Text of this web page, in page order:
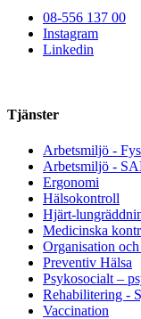
08-556 137 00
Instagram
Linkedin
Tjänster
Arbetsmiljö -
Arbetsmiljö -
Ergonomi
Hälsokontroll
Hjärt-
Medicinska
Organisation
Preventiv Hälsa
Psykosocialt –
Rehabilitering -
Vaccination